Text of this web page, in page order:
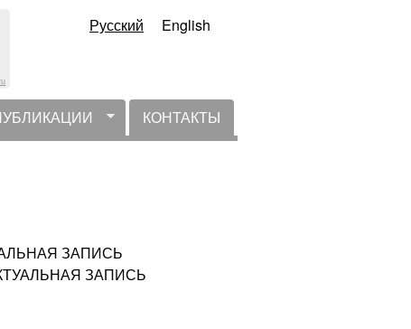
Русский English
КОНТАКТЫ
ЗАПИСЬ
ЗАПИСЬ